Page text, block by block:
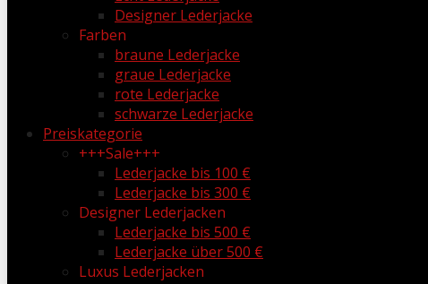
Designer Lederjacke
Farben
braune Lederjacke
graue Lederjacke
rote Lederjacke
schwarze Lederjacke
Preiskategorie
+++Sale+++
Lederjacke bis 100 €
Lederjacke bis 300 €
Designer Lederjacken
Lederjacke bis 500 €
Lederjacke über 500 €
Luxus Lederjacken